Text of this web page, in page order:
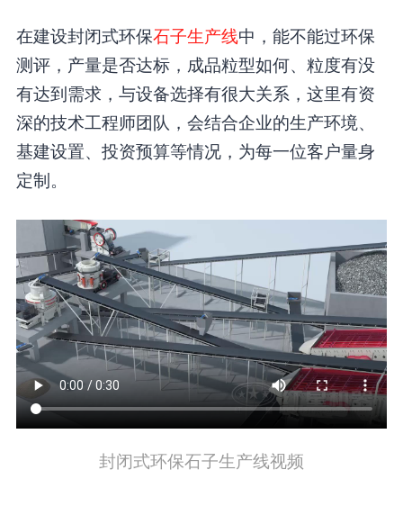
在建设封闭式环保石子生产线中，能不能过环保
测评，产量是否达标，成品粒型如何、粒度有没
有达到需求，与设备选择有很大关系，这里有资
深的技术工程师团队，会结合企业的生产环境、
基建设置、投资预算等情况，为每一位客户量身
定制。
封闭式环保石子生产线视频